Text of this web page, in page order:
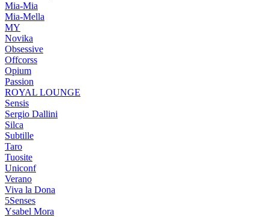
Mia-Mia
Mia-Mella
MY
Novika
Obsessive
Offcorss
Opium
Passion
ROYAL LOUNGE
Sensis
Sergio Dallini
Silca
Subtille
Taro
Tuosite
Uniconf
Verano
Viva la Dona
5Senses
Ysabel Mora